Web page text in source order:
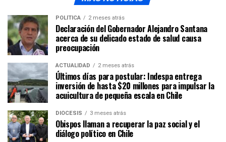
POLÍTICA 2 meses atrás
Declaración del Gobernador Alejandro Santana
acerca de su delicado estado de salud causa
preocupación
ACTUALIDAD 2 meses atrás
Últimos días para postular: Indespa entrega
inversión de hasta $20 millones para impulsar la
acuicultura de pequeña escala en Chile
DIÓCESIS 3 meses atrás
Obispos llaman a recuperar la paz social y el
diálogo político en Chile